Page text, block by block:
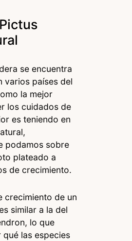
se encuentra
varios países del
la mejor
los cuidados de
es teniendo en
podamos sobre
plateado a
de crecimiento.
crecimiento de un
similar a la del
lo que
las especies